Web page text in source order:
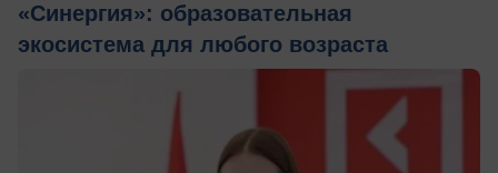
«Синергия»: образовательная
экосистема для любого возраста